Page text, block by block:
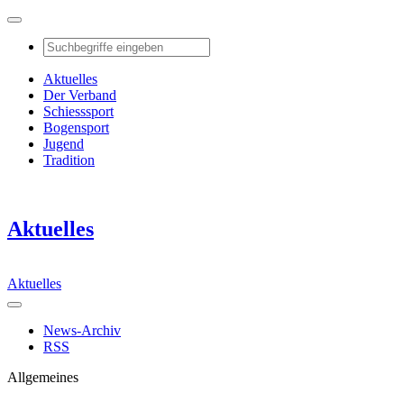
Aktuelles
Der Verband
Schiesssport
Bogensport
Jugend
Tradition
Aktuelles
Aktuelles
News-Archiv
RSS
Allgemeines